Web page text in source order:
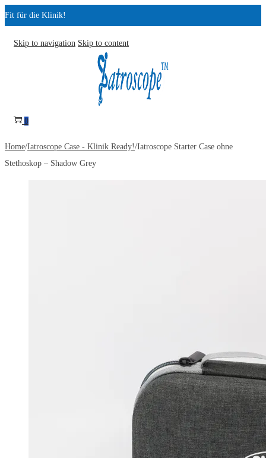
Fit für die Klinik!
Skip to navigation Skip to content
0
Home/Iatroscope Case - Klinik Ready!/Iatroscope Starter Case ohne
Stethoskop – Shadow Grey